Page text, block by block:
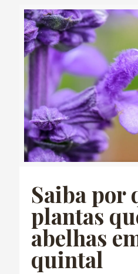
Saiba por
plantas
abelhas
quintal